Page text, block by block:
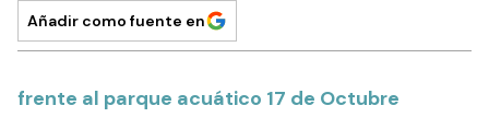
Añadir como fuente en
frente al parque acuático 17 de Octubre